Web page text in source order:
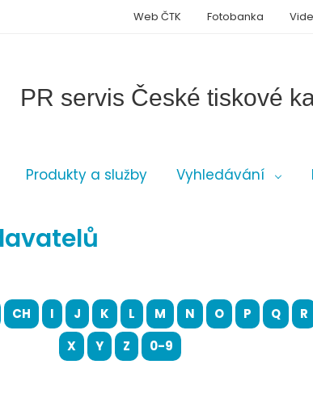
PR servis České tiskové
Produkty a služby Vyhledávání
Web ČTK Fotobanka
CH I J K L M N O P Q R
X
Y Z 0-9